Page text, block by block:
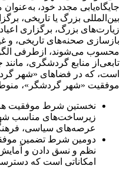
جایگاه‌یابی مجدد خود،
بین‌المللی بزرگ یا تاریخی،
زیارت‌های بزرگ، برگزاری
بازسازی صحنه‌های تاریخی، و
محسوب می‌شوند، ازطرفی
تابعی‌از منابع گردشگری،
است، که در فضاهای «شهر
موفقیت «شهر گردشگر»،
نخستین شرط موفقیت
زیرساخت‌های مناسب
عرصه‌های سیاسی،
دومین شرط تضمین
نظم و نسق دادن و
امکاناتی است که